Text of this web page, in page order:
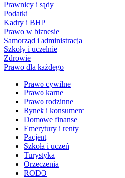
Prawnicy i sądy
Podatki
Kadry i BHP
Prawo w biznesie
Samorząd i administracja
Szkoły i uczelnie
Zdrowie
Prawo dla każdego
Prawo cywilne
Prawo karne
Prawo rodzinne
Rynek i konsument
Domowe finanse
Emerytury i renty
Pacjent
Szkoła i uczeń
Turystyka
Orzeczenia
RODO